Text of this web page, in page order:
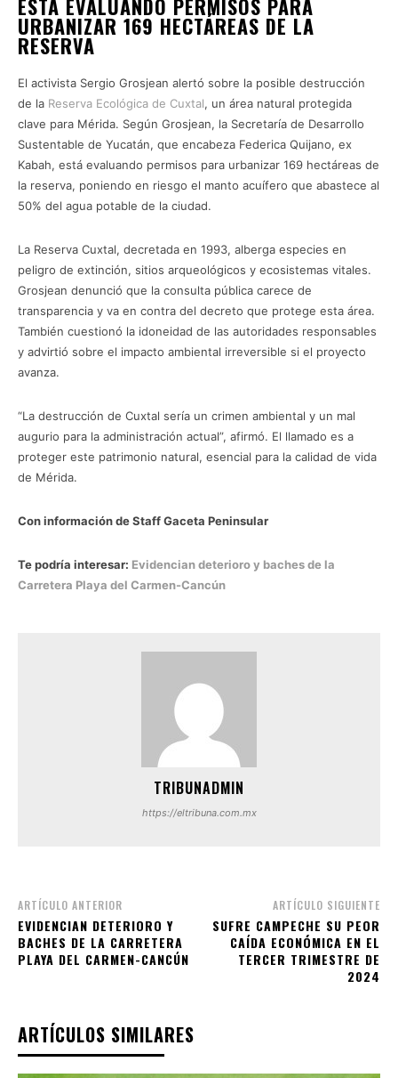
ESTÁ EVALUANDO PERMISOS PARA
URBANIZAR 169 HECTÁREAS DE LA
RESERVA
El activista Sergio Grosjean alertó sobre la posible destrucción
de la Reserva Ecológica de Cuxtal, un área natural protegida
clave para Mérida. Según Grosjean, la Secretaría de Desarrollo
Sustentable de Yucatán, que encabeza Federica Quijano, ex
Kabah, está evaluando permisos para urbanizar 169 hectáreas de
la reserva, poniendo en riesgo el manto acuífero que abastece al
50% del agua potable de la ciudad.
La Reserva Cuxtal, decretada en 1993, alberga especies en
peligro de extinción, sitios arqueológicos y ecosistemas vitales.
Grosjean denunció que la consulta pública carece de
transparencia y va en contra del decreto que protege esta área.
También cuestionó la idoneidad de las autoridades responsables
y advirtió sobre el impacto ambiental irreversible si el proyecto
avanza.
“La destrucción de Cuxtal sería un crimen ambiental y un mal
augurio para la administración actual”, afirmó. El llamado es a
proteger este patrimonio natural, esencial para la calidad de vida
de Mérida.
Con información de Staff Gaceta Peninsular
Te podría interesar: Evidencian deterioro y baches de la
Carretera Playa del Carmen-Cancún
TRIBUNADMIN
https://eltribuna.com.mx
ARTÍCULO ANTERIOR
EVIDENCIAN DETERIORO Y
BACHES DE LA CARRETERA
PLAYA DEL CARMEN-CANCÚN
ARTÍCULO SIGUIENTE
SUFRE CAMPECHE SU PEOR
CAÍDA ECONÓMICA EN EL
TERCER TRIMESTRE DE
2024
ARTÍCULOS SIMILARES